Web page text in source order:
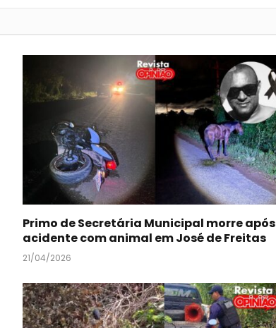
Primo de Secretária Municipal morre após
acidente com animal em José de Freitas
21/04/2026